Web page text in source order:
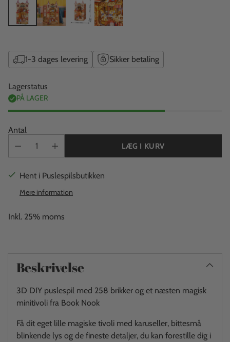
1-3 dages levering Sikker betaling
Lagerstatus
PÅ LAGER
Antal
LÆG I KURV
Hent i Puslespilsbutikken
Mere information
Inkl. 25% moms
Beskrivelse
3D DIY puslespil med 258 brikker og et næsten magisk
minitivoli fra Book Nook
Få dit eget lille magiske tivoli med karuseller, bittesmå
blinkende lys og de fineste detaljer, du kan forestille dig i